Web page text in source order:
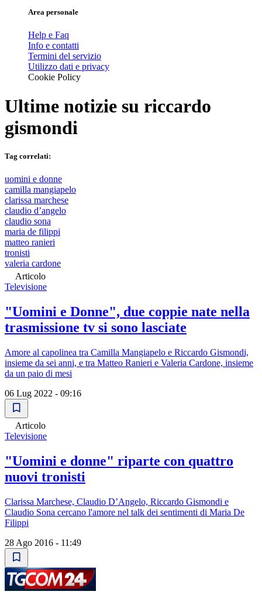
Area personale
Help e Faq
Info e contatti
Termini del servizio
Utilizzo dati e privacy
Cookie Policy
Ultime notizie su riccardo
gismondi
Tag correlati:
uomini e donne
camilla mangiapelo
clarissa marchese
claudio d’angelo
claudio sona
maria de filippi
matteo ranieri
tronisti
valeria cardone
Articolo
Televisione
"Uomini e Donne", due coppie nate nella
trasmissione tv si sono lasciate
Amore al capolinea tra Camilla Mangiapelo e Riccardo Gismondi,
insieme da sei anni, e tra Matteo Ranieri e Valeria Cardone, insieme
da un paio di mesi
06 Lug 2022 - 09:16
Articolo
Televisione
"Uomini e donne" riparte con quattro
nuovi tronisti
Clarissa Marchese, Claudio D’Angelo, Riccardo Gismondi e
Claudio Sona cercano l'amore nel talk dei sentimenti di Maria De
Filippi
28 Ago 2016 - 11:49